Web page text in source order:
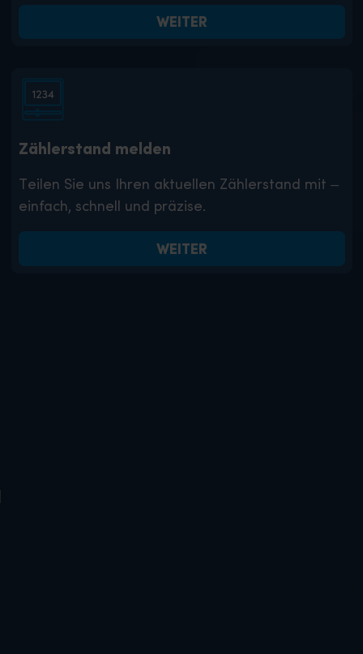
WEITER
Zählerstand melden
Teilen Sie uns Ihren aktuellen Zählerstand mit –
einfach, schnell und präzise.
WEITER